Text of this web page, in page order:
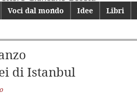
Voci dal mondo Idee Libri
di Istanbul